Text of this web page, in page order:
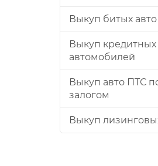
Выкуп битых авто
Выкуп кредитных
автомобилей
Выкуп авто ПТС
залогом
Выкуп